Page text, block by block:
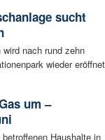
sucht
nach rund zehn
wieder
um –
Haushalte in